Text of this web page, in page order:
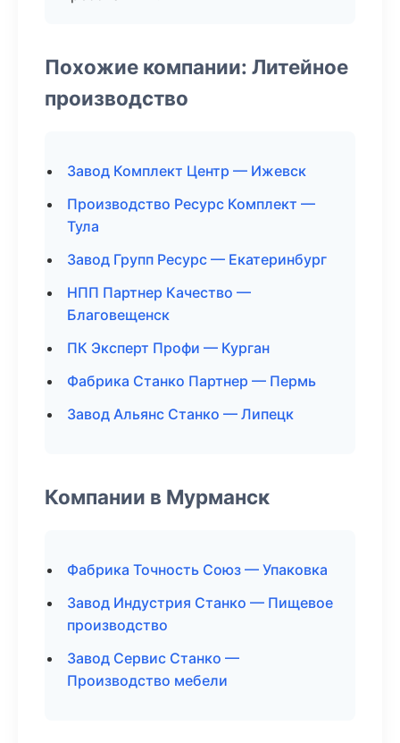
Похожие компании: Литейное
производство
Завод Комплект Центр — Ижевск
Производство Ресурс Комплект —
Тула
Завод Групп Ресурс — Екатеринбург
НПП Партнер Качество —
Благовещенск
ПК Эксперт Профи — Курган
Фабрика Станко Партнер — Пермь
Завод Альянс Станко — Липецк
Компании в Мурманск
Фабрика Точность Союз — Упаковка
Завод Индустрия Станко — Пищевое
производство
Завод Сервис Станко —
Производство мебели